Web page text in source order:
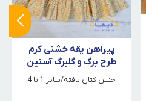
پیراهن یقه خشتی کرم
طرح برگ و گلبرگ آستین
فرشته
جنس کتان تافته/سایز 1 تا 4